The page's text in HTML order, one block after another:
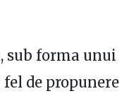
sub forma unui
de propunere